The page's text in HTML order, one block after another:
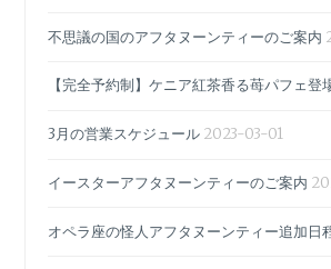
不思議の国のアフタヌーンティーのご案内
【完全予約制】ケニア紅茶香る苺パフェ登
3月の営業スケジュール 2023-03-01
イースターアフタヌーンティーのご案内
オペラ座の怪人アフタヌーンティー追加日